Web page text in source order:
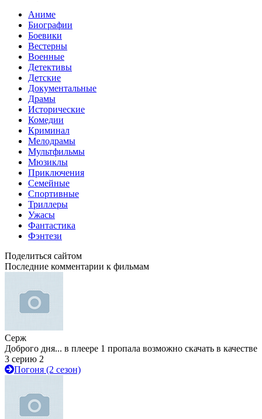
Аниме
Биографии
Боевики
Вестерны
Военные
Детективы
Детские
Документальные
Драмы
Исторические
Комедии
Криминал
Мелодрамы
Мультфильмы
Мюзиклы
Приключения
Семейные
Спортивные
Триллеры
Ужасы
Фантастика
Фэнтези
Поделиться сайтом
Последние комментарии к фильмам
Серж
Доброго дня... в плеере 1 пропала возможно скачать в качестве
3 серию 2
Погоня (2 сезон)